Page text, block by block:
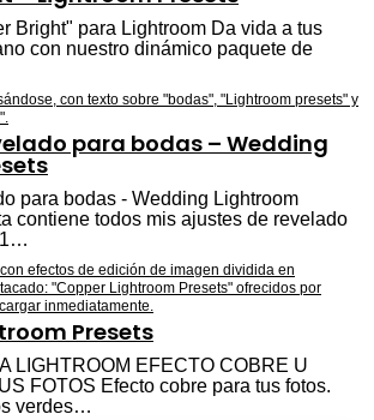
Bright" para Lightroom Da vida a tus
con nuestro dinámico paquete de
para bodas – Wedding
para bodas - Wedding Lightroom
contiene todos mis ajustes de revelado
Presets
LIGHTROOM EFECTO COBRE U
FOTOS Efecto cobre para tus fotos.
verdes…